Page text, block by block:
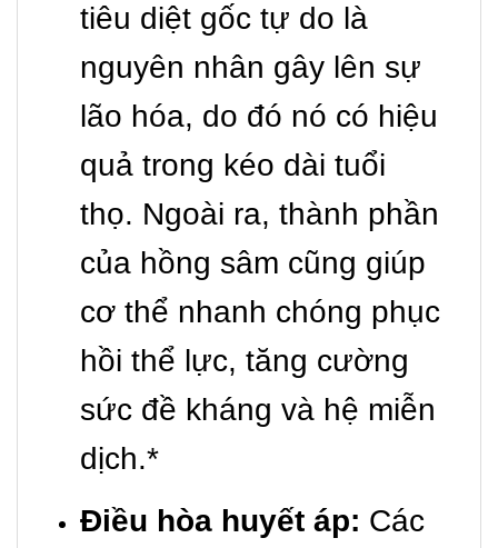
tiêu diệt gốc tự do là
nguyên nhân gây lên sự
lão hóa, do đó nó có hiệu
quả trong kéo dài tuổi
thọ. Ngoài ra, thành phần
của hồng sâm cũng giúp
cơ thể nhanh chóng phục
hồi thể lực, tăng cường
sức đề kháng và hệ miễn
dịch.*
Điều hòa huyết áp: Các